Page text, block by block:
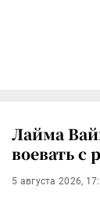
Лайма
воевать с
5 августа 2026,